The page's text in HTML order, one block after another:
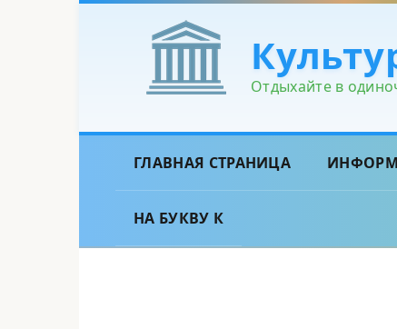
Отдыхайте в
ГЛАВНАЯ СТРАНИЦА
НА БУКВУ К